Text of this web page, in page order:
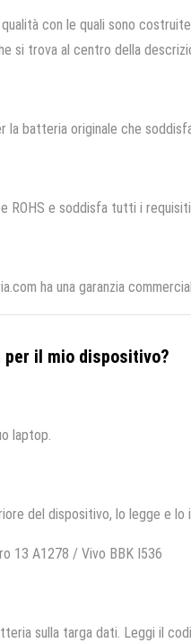
con le quali sono
si trova al centro della
la batteria originale che
ROHS e soddisfa tutti i
ha una garanzia
il mio dispositivo?
laptop.
del dispositivo, lo legge e
13 A1278 / Vivo BBK I536
sulla targa dati. Leggi il